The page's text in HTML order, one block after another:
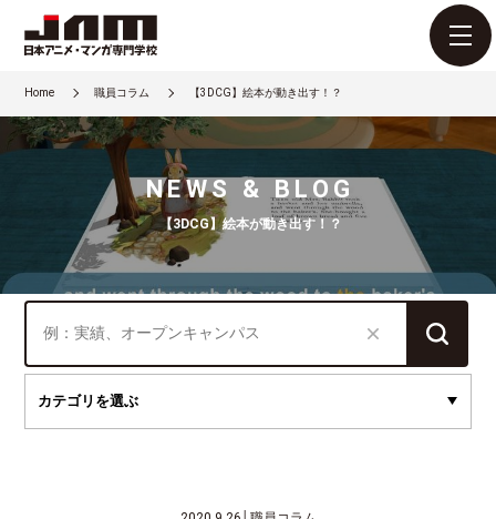
Home 職員コラム 【3DCG】絵本が動き出す！？
NEWS & BLOG
【3DCG】絵本が動き出す！？